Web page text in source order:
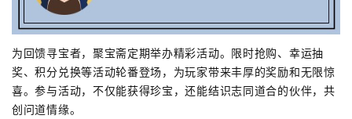
为回馈寻宝者，聚宝斋定期举办精彩活动。限时抢购、幸运抽
奖、积分兑换等活动轮番登场，为玩家带来丰厚的奖励和无限惊
喜。参与活动，不仅能获得珍宝，还能结识志同道合的伙伴，共
创问道情缘。